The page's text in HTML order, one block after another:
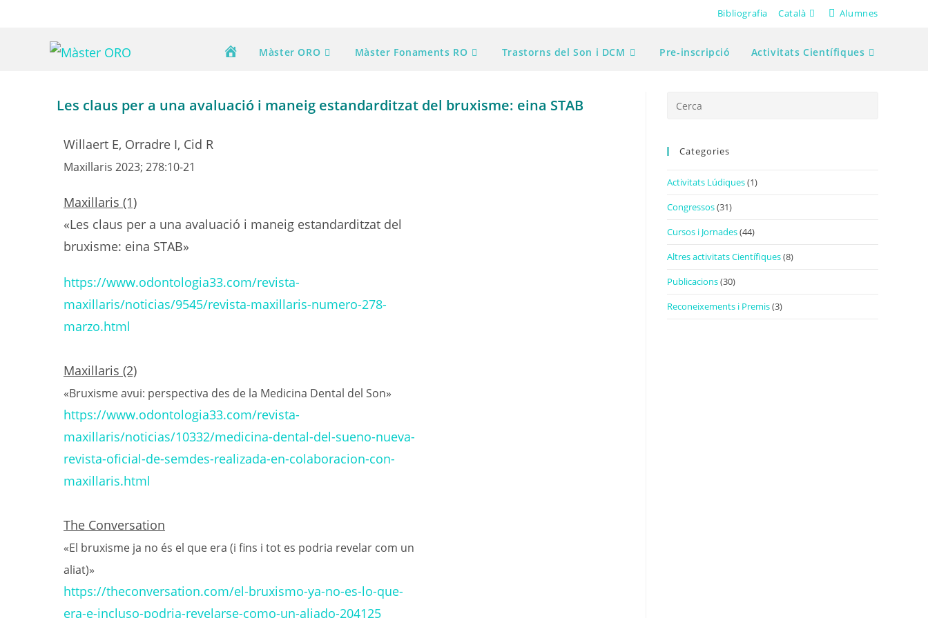
Bibliografia Català Alumnes
Màster ORO Màster Fonaments RO Trastorns del Son i DCM Pre-inscripció Activitats Científiques
Les claus per a una avaluació i maneig estandarditzat del bruxisme: eina STAB
Willaert E, Orradre I, Cid R
Maxillaris 2023; 278:10-21
Maxillaris (1)
«Les claus per a una avaluació i maneig estandarditzat del
bruxisme: eina STAB»
https://www.odontologia33.com/revista-
maxillaris/noticias/9545/revista-maxillaris-numero-278-
marzo.html
Maxillaris (2)
«Bruxisme avui: perspectiva des de la Medicina Dental del Son»
https://www.odontologia33.com/revista-
maxillaris/noticias/10332/medicina-dental-del-sueno-nueva-
revista-oficial-de-semdes-realizada-en-colaboracion-con-
maxillaris.html
The Conversation
«El bruxisme ja no és el que era (i fins i tot es podria revelar com un
aliat)»
https://theconversation.com/el-bruxismo-ya-no-es-lo-que-
era-e-incluso-podria-revelarse-como-un-aliado-204125
Categories
Activitats Lúdiques(1)
Congressos(31)
Cursos i Jornades(44)
Altres activitats Científiques(8)
Publicacions(30)
Reconeixements i Premis(3)